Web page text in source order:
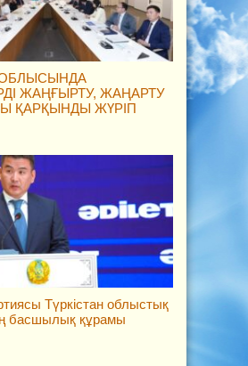
ОБЛЫСЫНДА
ЖАҢҒЫРТУ, ЖАҢАРТУ
ҚАРҚЫНДЫ ЖҮРІП
Түркістан облыстық
басшылық құрамы